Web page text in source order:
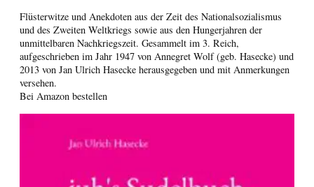
Flüsterwitze und Anekdoten aus der Zeit des Nationalsozialismus
und des Zweiten Weltkriegs sowie aus den Hungerjahren der
unmittelbaren Nachkriegszeit. Gesammelt im 3. Reich,
aufgeschrieben im Jahr 1947 von Annegret Wolf (geb. Hasecke) und
2013 von Jan Ulrich Hasecke herausgegeben und mit Anmerkungen
versehen.
Bei Amazon bestellen